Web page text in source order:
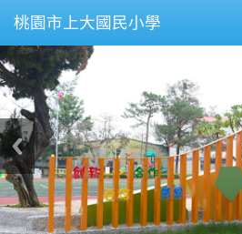
桃園市上大國民小學